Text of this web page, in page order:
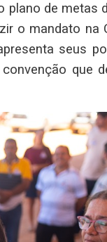
plano de metas
o mandato na
seus
que